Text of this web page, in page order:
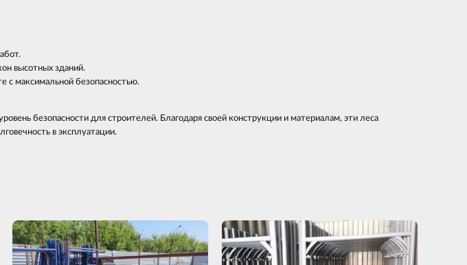
высотных зданий.
с максимальной безопасностью.
безопасности для строителей. Благодаря своей конструкции и материалам, эти леса
в эксплуатации.